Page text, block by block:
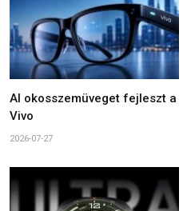
AI okosszemüveget fejleszt a
Vivo
2026-07-27